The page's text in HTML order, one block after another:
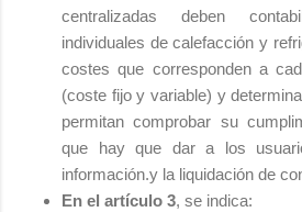
centralizadas deben
individuales de calefacción y
costes que corresponden a
(coste fijo y variable) y
permitan comprobar su
que hay que dar a los
información.y la liquidación de
En el artículo 3, se indica: